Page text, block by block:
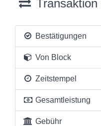
Transaktion
Bestätigungen
Von Block
Zeitstempel
Gesamtleistung
Gebühr